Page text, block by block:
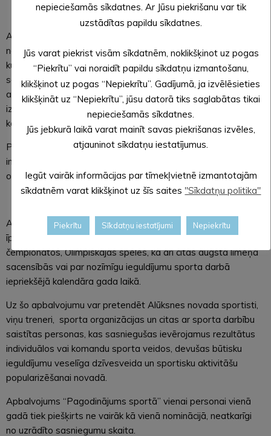
Apbalvojumu
nozīmīgu ieguldījumu Alūksnes novada kultūras darbā,
kultūrvides saglabāšanā un pilnveidošanā vai īpašiem
sasniegumiem kādā no mākslas, amatiermākslas,
amatniecības, izdevējdarbības vai novadpētniecības jomām,
izciliem sasniegumiem starptautiskajos konkursos iepriekšējā
kalendāra gada laikā.
Pieteikt “Pagodinājumam kultūrā” var pašvaldības un privāto
institūciju kultūras darbiniekus, kultūras iestādes,
organizācijas, nozares notikumus un pasākumus.
Apbalvojumu“Pagodinājums sportā”piešķir nominācijās par
īpašiem sasniegumiem Latvijas, Eiropas un Pasaules
čempionātos, Olimpiskajās spēlēs, kā arī citās augsta līmeņa
sacensībās vai par nozīmīgu ieguldījumu sporta darbā
iepriekšējā kalendāra gada laikā.
Uz šo apbalvojumu var pretendēt Alūksnes novada sportisti,
viņu treneri, sporta organizācijas un citas ar sporta darbību
saistītas personas, kas sasniegušas ievērojamus rezultātus
individuālos vai komandu sporta veidos, devušas būtisku
ieguldījumu veselīga dzīvesveida un sportisku aktivitāšu
popularizēšanai novadā.
Apbalvojums “Pagodinājums sportā” vienai personai vienā
gadā tiek piešķirts ne vairāk kā vienā nominācijā, neatkarīgi
no uzrādīto sasniegumu skaita.
nepieciešamās sīkdatnes. Ar Jūsu piekrišanu var tik
uzstādītas papildu sīkdatnes.
Jūs varat piekrist visām sīkdatnēm, noklikšķinot uz pogas
“Piekrītu” vai noraidīt papildu sīkdatņu izmantošanu,
klikšķinot uz pogas “Nepiekrītu”. Gadījumā, ja izvēlēsieties
klikšķināt uz “Nepiekrītu”, jūsu datorā tiks saglabātas tikai
nepieciešamās sīkdatnes.
Jūs jebkurā laikā varat mainīt savas piekrišanas izvēles,
atjauninot sīkdatņu iestatījumus.
Iegūt vairāk informācijas par tīmekļvietnē izmantotajām
sīkdatnēm varat klikšķinot uz šīs saites "Sīkdatņu politika"
Piekrītu Sīkdatņu iestatījumi Nepiekrītu